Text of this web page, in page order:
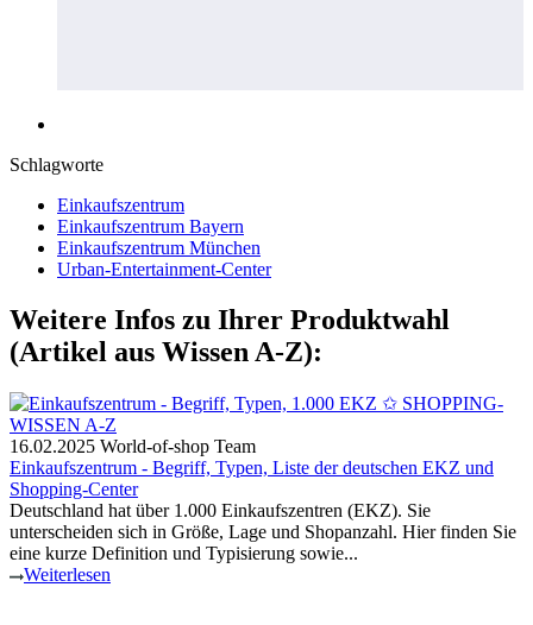
Schlagworte
Einkaufszentrum
Einkaufszentrum Bayern
Einkaufszentrum München
Urban-Entertainment-Center
Weitere Infos zu Ihrer Produktwahl
(Artikel aus Wissen A-Z):
16.02.2025 World-of-shop Team
Einkaufszentrum - Begriff, Typen, Liste der deutschen EKZ und
Shopping-Center
Deutschland hat über 1.000 Einkaufszentren (EKZ). Sie
unterscheiden sich in Größe, Lage und Shopanzahl. Hier finden Sie
eine kurze Definition und Typisierung sowie...
Weiterlesen